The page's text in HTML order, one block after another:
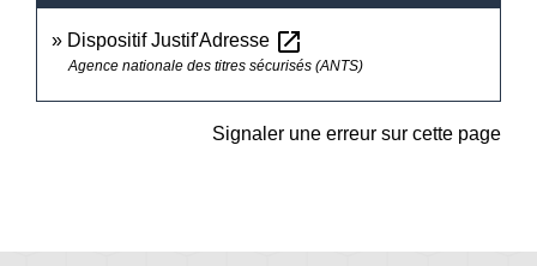
Dispositif Justif'Adresse open_in_new
Agence nationale des titres sécurisés (ANTS)
Signaler une erreur sur cette page